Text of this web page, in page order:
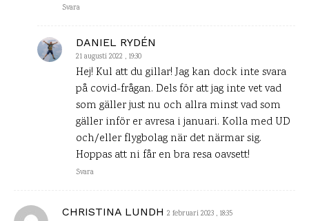
Svara
DANIEL RYDÉN
21 augusti 2022 , 19:30
Hej! Kul att du gillar! Jag kan dock inte svara
på covid-frågan. Dels för att jag inte vet vad
som gäller just nu och allra minst vad som
gäller inför er avresa i januari. Kolla med UD
och/eller flygbolag när det närmar sig.
Hoppas att ni får en bra resa oavsett!
Svara
CHRISTINA LUNDH 2 februari 2023 , 18:35